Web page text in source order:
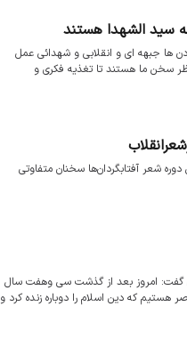
سید الشهدا هستند
ها جبهه ای و انقلابی و شهدائی عمل
سخن ما هستند تا تغذیه فکری و
شعر آفتابگردان‌ها سخنان متفاوتی
گفت: امروز بعد از گذشت سی وهفت سال
هستیم که دین اسلام را دوباره زنده کرد و